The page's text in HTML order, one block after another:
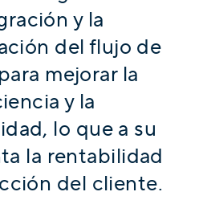
y la
del flujo de
mejorar la
y la
lo que a su
la rentabilidad
del cliente.